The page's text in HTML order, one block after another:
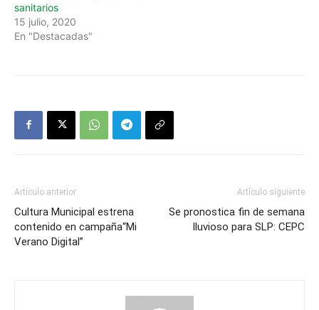
sanitarios
15 julio, 2020
En "Destacadas"
Artículo anterior
Cultura Municipal estrena
contenido en campaña“Mi
Verano Digital”
Artículo siguiente
Se pronostica fin de semana
lluvioso para SLP: CEPC